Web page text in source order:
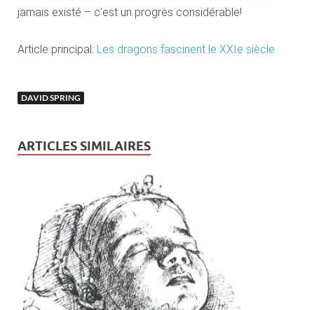
jamais existé – c’est un progrès considérable!
Article principal: Les dragons fascinent le XXIe siècle
DAVID SPRING
ARTICLES SIMILAIRES